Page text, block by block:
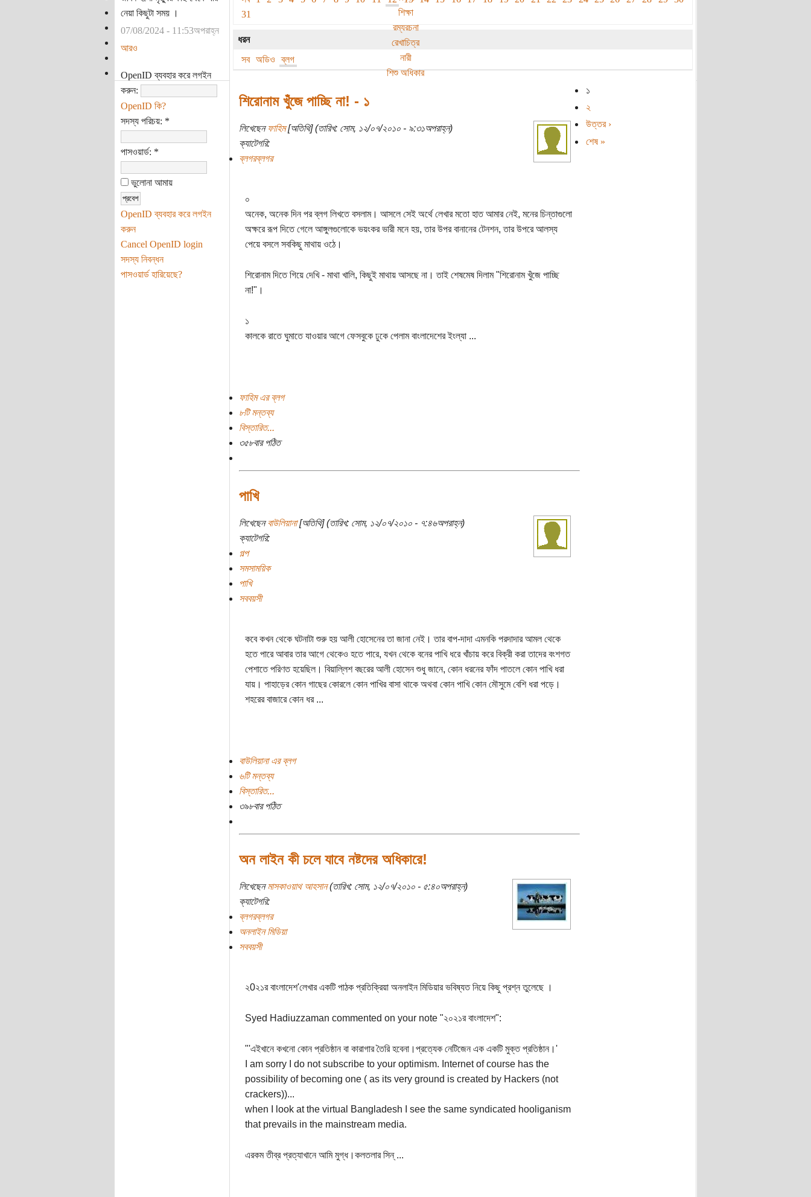
শিক্ষা
রম্যরচনা
রেখাচিত্র
নারী
শিশু অধিকার
নেয়া কিছুটা সময় ।
07/08/2024 - 11:53অপরাহ্ন
আরও
OpenID ব্যবহার করে লগইন
করুন:
OpenID কি?
সদস্য পরিচয়: *
পাসওয়ার্ড: *
ভুলোনা আমায়
OpenID ব্যবহার করে লগইন
করুন
Cancel OpenID login
সদস্য নিবন্ধন
পাসওয়ার্ড হারিয়েছে?
31
ধরন
সব
অডিও ব্লগ
শিরোনাম খুঁজে পাচ্ছি না! - ১
লিখেছেনফাহিম[অতিথি] (তারিখ: সোম, ১২/০৭/২০১০ - ৯:৩১অপরাহ্ন)
ক্যাটেগরি:
ব্লগরব্লগর
০
অনেক, অনেক দিন পর ব্লগ লিখতে বসলাম। আসলে সেই অর্থে লেখার মতো হাত আমার নেই, মনের চিন্তাগুলো
অক্ষরে রূপ দিতে গেলে আঙ্গুলগুলোকে ভয়ংকর ভারী মনে হয়, তার উপর বানানের টেনশন, তার উপরে আলস্য
পেয়ে বসলে সবকিছু মাথায় ওঠে।
শিরোনাম দিতে গিয়ে দেখি - মাথা খালি, কিছুই মাথায় আসছে না। তাই শেষমেষ দিলাম "শিরোনাম খুঁজে পাচ্ছি
না!"।
১
কালকে রাতে ঘুমাতে যাওয়ার আগে ফেসবুকে ঢুকে পেলাম বাংলাদেশের ইংল্যা ...
ফাহিম এর ব্লগ
৮টি মন্তব্য
বিস্তারিত...
৩৫৮বার পঠিত
পাখি
লিখেছেনবাউলিয়ানা[অতিথি] (তারিখ: সোম, ১২/০৭/২০১০ - ৭:৪৬অপরাহ্ন)
ক্যাটেগরি:
গল্প
সমসাময়িক
পাখি
সববয়সী
কবে কখন থেকে ঘটনাটা শুরু হয় আলী হোসেনের তা জানা নেই। তার বাপ-দাদা এমনকি পরদাদার আমল থেকে
হতে পারে আবার তার আগে থেকেও হতে পারে, যখন থেকে বনের পাখি ধরে খাঁচায় করে বিক্রী করা তাদের বংশগত
পেশাতে পরিণত হয়েছিল। বিয়াল্লিশ বছরের আলী হোসেন শুধু জানে, কোন ধরনের ফাঁদ পাতলে কোন পাখি ধরা
যায়। পাহাড়ের কোন গাছের কোরলে কোন পাখির বাসা থাকে অথবা কোন পাখি কোন মৌসুমে বেশি ধরা পড়ে।
শহরের বাজারে কোন ধর ...
বাউলিয়ানা এর ব্লগ
৬টি মন্তব্য
বিস্তারিত...
৩৯৮বার পঠিত
অন লাইন কী চলে যাবে নষ্টদের অধিকারে!
লিখেছেনমাসকাওয়াথ আহসান(তারিখ: সোম, ১২/০৭/২০১০ - ৫:৪০অপরাহ্ন)
ক্যাটেগরি:
ব্লগরব্লগর
অনলাইন মিডিয়া
সববয়সী
২0২১র বাংলাদেশ'লেখার একটি পাঠক প্রতিক্রিয়া অনলাইন মিডিয়ার ভবিষ্যত নিয়ে কিছু প্রশ্ন তুলেছে ।
Syed Hadiuzzaman commented on your note "২০২১র বাংলাদেশ":
"'এইখানে কখনো কোন প্রতিষ্ঠান বা কারাগার তৈরি হবেনা।প্রত্যেক নেটিজেন এক একটি মুক্ত প্রতিষ্ঠান।'
I am sorry I do not subscribe to your optimism. Internet of course has the
possibility of becoming one ( as its very ground is created by Hackers (not
crackers))...
when I look at the virtual Bangladesh I see the same syndicated hooliganism
that prevails in the mainstream media.
এরকম তীব্র প্রত্যাখানে আমি মুগ্ধ।কলতলার সিন্ ...
১
২
উত্তর ›
শেষ »